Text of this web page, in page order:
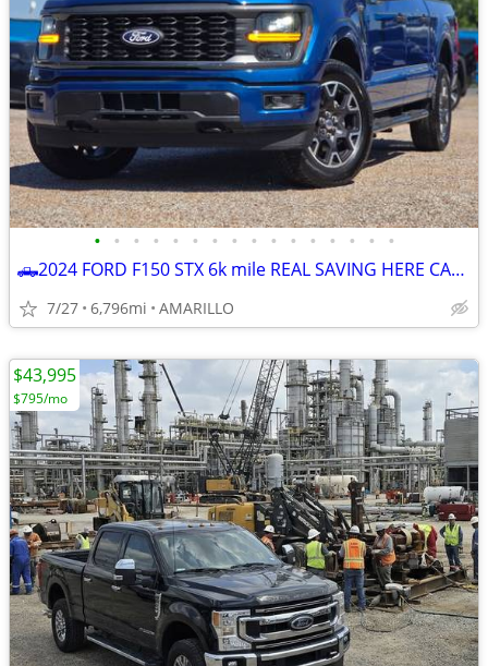
• • • • • • • • • • • • • • • •
🛻2024 FORD F150 STX 6k mile REAL SAVING HERE CALL NOW ☎️832-249-1818
7/27 6,796mi AMARILLO
$43,995
$795/mo